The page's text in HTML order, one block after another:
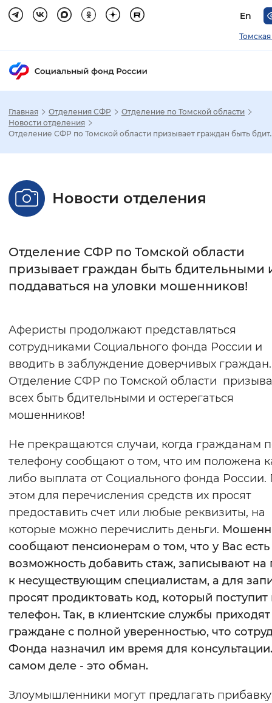
En
Настройка режима отображения
Стандартный Увеличенный
С засечками
Интервал между буквами
Цвет сайта
Монохромный Инверсивный
Синий фон
Включены Выключены
Воспроизвести Остановить
Вернуть стандартные настройки
Главная Отделения СФР
Отделение по Томской области
Новости отделения
Отделение СФР по Томской области призывает граждан быть
Новости отделения
Отделение СФР по Томской области
призывает граждан быть бдительными
поддаваться на уловки мошенников!
Аферисты продолжают представляться
сотрудниками Социального фонда России и
вводить в заблуждение доверчивых граждан.
Отделение СФР по Томской области
всех быть бдительными и остерегаться
мошенников!
Не прекращаются случаи, когда гражданам
телефону сообщают о том, что им положена
либо выплата от Социального фонда России.
этом для перечисления средств их просят
предоставить счет или любые реквизиты, на
которые можно перечислить деньги.
сообщают пенсионерам о том, что у Вас есть
возможность добавить стаж, записывают на
к несуществующим специалистам, а для
просят продиктовать код, который поступит
телефон. Так, в клиентские службы приходят
граждане с полной уверенностью, что
Фонда назначил им время для
самом деле - это обман.
Злоумышленники могут предлагать